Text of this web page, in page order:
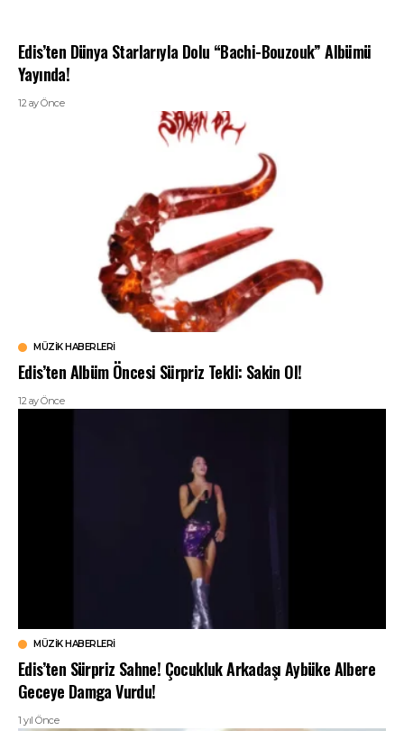
Edis’ten Dünya Starlarıyla Dolu “Bachi-Bouzouk” Albümü
Yayında!
12 ay Önce
MÜZIK HABERLERI
Edis’ten Albüm Öncesi Sürpriz Tekli: Sakin Ol!
12 ay Önce
MÜZIK HABERLERI
Edis’ten Sürpriz Sahne! Çocukluk Arkadaşı Aybüke Albere
Geceye Damga Vurdu!
1 yıl Önce